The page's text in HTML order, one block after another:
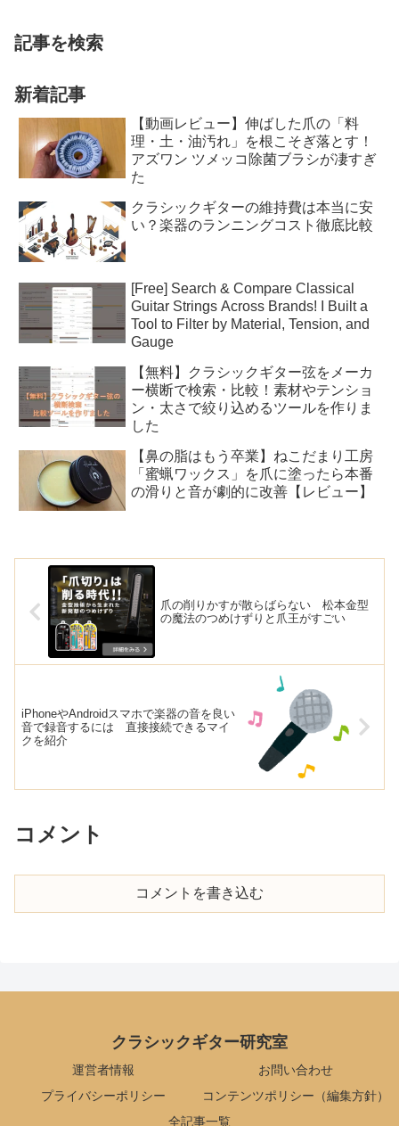
記事を検索
新着記事
【動画レビュー】伸ばした爪の「料
理・土・油汚れ」を根こそぎ落とす！
アズワン ツメッコ除菌ブラシが凄すぎ
た
クラシックギターの維持費は本当に安
い？楽器のランニングコスト徹底比較
[Free] Search & Compare Classical
Guitar Strings Across Brands! I Built a
Tool to Filter by Material, Tension, and
Gauge
【無料】クラシックギター弦をメーカ
ー横断で検索・比較！素材やテンショ
ン・太さで絞り込めるツールを作りま
した
【鼻の脂はもう卒業】ねこだまり工房
「蜜蝋ワックス」を爪に塗ったら本番
の滑りと音が劇的に改善【レビュー】
爪の削りかすが散らばらない 松本金型
の魔法のつめけずりと爪王がすごい
iPhoneやAndroidスマホで楽器の音を良い
音で録音するには 直接接続できるマイ
クを紹介
コメント
コメントを書き込む
クラシックギター研究室
運営者情報
お問い合わせ
プライバシーポリシー
コンテンツポリシー（編集方針）
全記事一覧